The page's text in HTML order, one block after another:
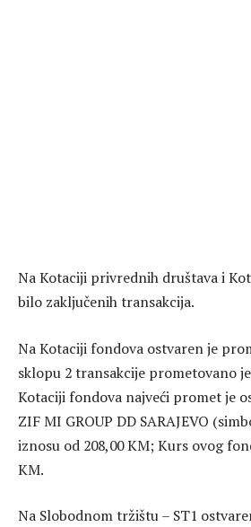
Na Kotaciji privrednih društava i
bilo zaključenih transakcija.
Na Kotaciji fondova ostvaren je
sklopu 2 transakcije prometovano
Kotaciji fondova najveći promet je
ZIF MI GROUP DD SARAJEVO
iznosu od 208,00 KM; Kurs ovog
KM.
Na Slobodnom tržištu – ST1